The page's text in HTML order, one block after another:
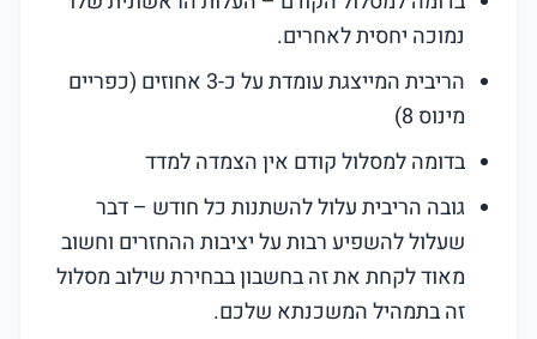
נמוכה יחסית לאחרים.
הריבית המייצגת עומדת על כ-3 אחוזים (כפריים
מינוס 8)
בדומה למסלול קודם אין הצמדה למדד
גובה הריבית עלול להשתנות כל חודש – דבר
שעלול להשפיע רבות על יציבות ההחזרים וחשוב
מאוד לקחת את זה בחשבון בבחירת שילוב מסלול
זה בתמהיל המשכנתא שלכם.